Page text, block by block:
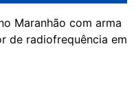
Maranhão com arma
de radiofrequência em